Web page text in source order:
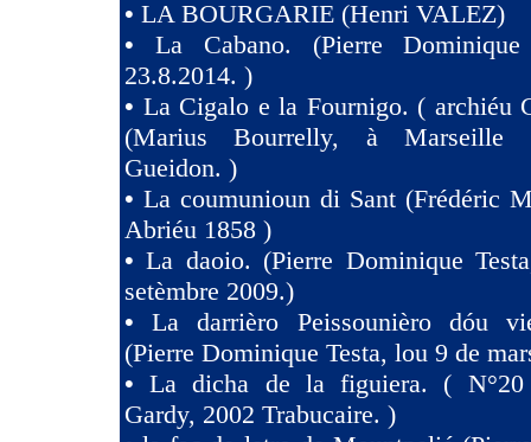
• LA BOURGARIE (Henri VALEZ)
• La Cabano. (Pierre
23.8.2014. )
• La Cigalo e la Fournigo. ( archiéu
(Marius Bourrelly, à Marseille
Gueidon. )
• La coumunioun di Sant (Frédéric
Abriéu 1858 )
•La daoio. (Pierre Dominique
setèmbre 2009.)
•La darrièro Peissounièro dóu
(Pierre Dominique Testa, lou 9 de
•La dicha de la figuiera. (
Gardy, 2002 Trabucaire. )